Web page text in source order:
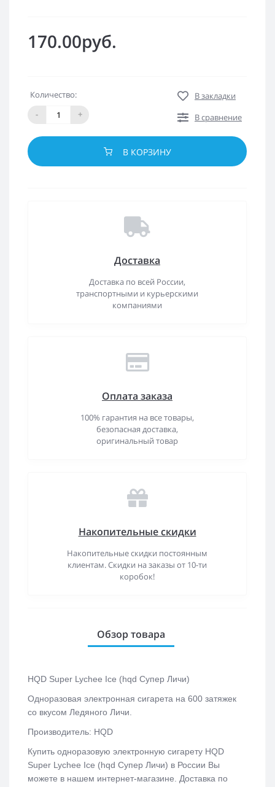
170.00руб.
Количество:
-
+
В закладки
В сравнение
В КОРЗИНУ
Доставка
Доставка по всей России,
транспортными и курьерскими
компаниями
Оплата заказа
100% гарантия на все товары,
безопасная доставка,
оригинальный товар
Накопительные скидки
Накопительные скидки постоянным
клиентам. Скидки на заказы от 10-ти
коробок!
Обзор товара
HQD Super Lychee Ice (hqd Супер Личи)
Одноразовая электронная сигарета на 600 затяжек
со вкусом Ледяного Личи.
Производитель: HQD
Купить одноразовую электронную сигарету HQD
Super Lychee Ice (hqd Супер Личи) в России Вы
можете в нашем интернет-магазине. Доставка по